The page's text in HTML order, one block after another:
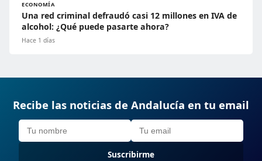
ECONOMÍA
Una red criminal defraudó casi 12 millones en IVA de
alcohol: ¿Qué puede pasarte ahora?
Hace 1 días
Recibe las noticias de Andalucía en tu email
Suscribirme